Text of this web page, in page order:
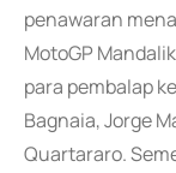
penawaran
MotoGP
para pembalap
Bagnaia, Jorge
Quartararo.